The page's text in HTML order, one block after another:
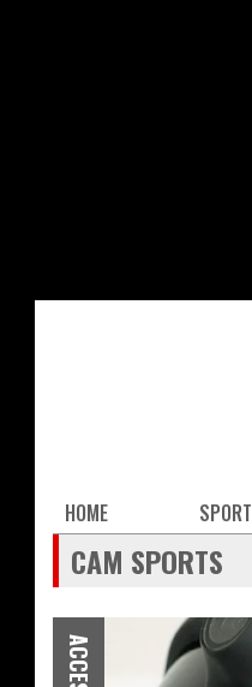
Main
navigation
HOME SPORT
CAM SPORTS